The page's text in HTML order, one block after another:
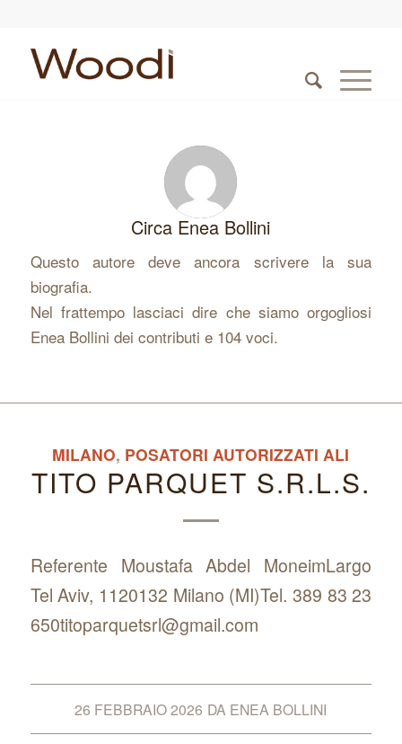
Circa Enea Bollini
Questo autore deve ancora scrivere la sua
biografia.
Nel frattempo lasciaci dire che siamo orgogliosi
Enea Bollini dei contributi e 104 voci.
MILANO, POSATORI AUTORIZZATI ALI
TITO PARQUET S.R.L.S.
Referente Moustafa Abdel MoneimLargo
Tel Aviv, 1120132 Milano (MI)Tel. 389 83 23
650titoparquetsrl@gmail.com
26 FEBBRAIO 2026 DA ENEA BOLLINI